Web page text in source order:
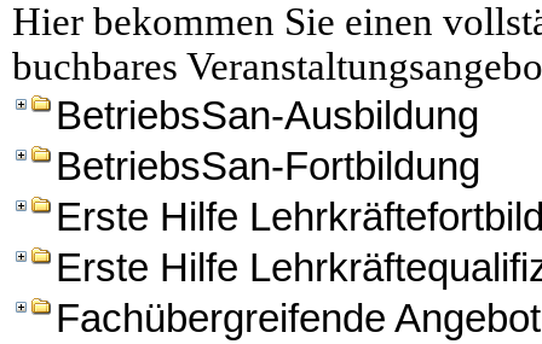
Hier bekommen Sie einen
buchbares
BetriebsSan-Ausbildung
BetriebsSan-Fortbildung
Erste Hilfe
Erste Hilfe
Fachübergreifende